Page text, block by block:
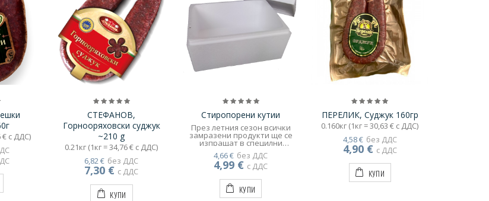
€ с ДДС)
СТЕФАНОВ,
Горнооряховски суджук
~210 g
0.21кг (1кг = 34,76 € с ДДС)
без ДДС
6,82 €
с ДДС
7,30 €
КУПИ
Стиропорени кутии
През летния сезон всички
замразени продукти ще се
изпращат в специлни
опаковки снабдени със
специлни фризерни
пакети, които задържат
състояние по време на
транспортирането им.!
без ДДС
4,66 €
с ДДС
4,99 €
КУПИ
ПЕРЕЛИК, Суджук 160гр
0.160кг (1кг = 30,63 € с ДДС)
без ДДС
4,58 €
с ДДС
4,90 €
КУПИ